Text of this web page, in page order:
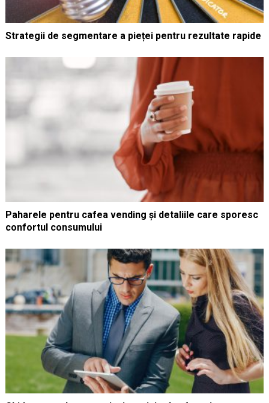
Strategii de segmentare a pieței pentru rezultate rapide
Paharele pentru cafea vending și detaliile care sporesc
confortul consumului